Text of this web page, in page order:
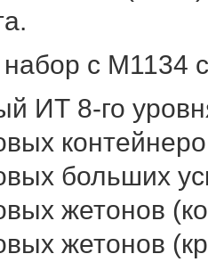
с M1134
ИТ 8-го
больших
жетонов
жетонов